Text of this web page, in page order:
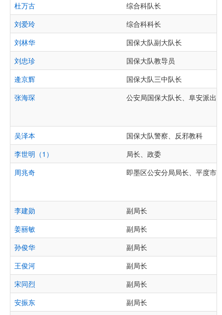
杜万古
综合科队长
刘爱玲
综合科科长
刘林华
国保大队副大队长
刘忠珍
国保大队教导员
逄京辉
国保大队三中队长
张海琛
公安局国保大队长、阜安派出
吴泽本
国保大队警察、反邪教科
李世明（1）
局长、政委
周兆奇
即墨区公安分局局长、平度市
李建勋
副局长
姜丽敏
副局长
孙俊华
副局长
王俊河
副局长
宋同烈
副局长
安振东
副局长